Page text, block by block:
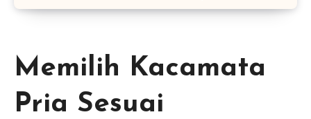
Memilih Kacamata
Pria Sesuai